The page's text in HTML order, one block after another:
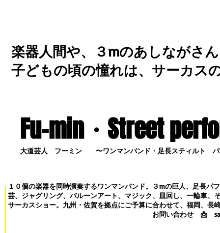
楽器人間や、３mのあしながさ
子どもの頃の憧れは、サーカス
Fu-min・Street
大道芸人 フーミン 〜ワンマンバンド・足長スティルト パ
１０個の楽器を同時演奏するワンマンバンド。３mの巨人、足長パ
芸、ジャグリング、バルーンアート、マジック、皿回し、一輪車、
サーカスショー。九州・佐賀を拠点にご予算に合わせて、福岡、長
お問い合わせ 📩